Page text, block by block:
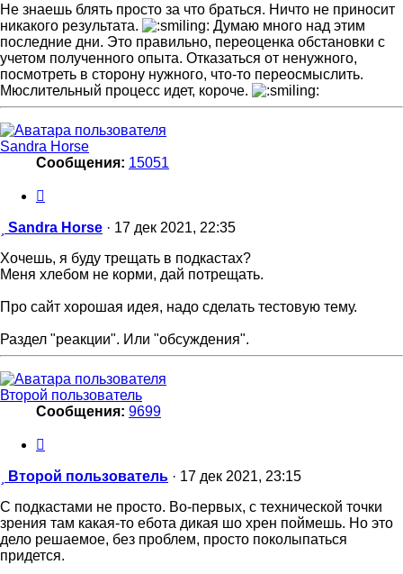
Не знаешь блять просто за что браться. Ничто не приносит
никакого результата.
Думаю много над этим
последние дни. Это правильно, переоценка обстановки с
учетом полученного опыта. Отказаться от ненужного,
посмотреть в сторону нужного, что-то переосмыслить.
Мюслительный процесс идет, короче.
Sandra Horse
Сообщения: 15051
Сообщение
Sandra Horse · 17 дек 2021, 22:35
Хочешь, я буду трещать в подкастах?
Меня хлебом не корми, дай потрещать.
Про сайт хорошая идея, надо сделать тестовую тему.
Раздел "реакции". Или "обсуждения".
Второй пользователь
Сообщения: 9699
Сообщение
Второй пользователь · 17 дек 2021, 23:15
С подкастами не просто. Во-первых, с технической точки
зрения там какая-то ебота дикая шо хрен поймешь. Но это
дело решаемое, без проблем, просто поколыпаться
придется.